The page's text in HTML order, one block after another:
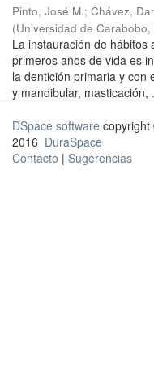
Pinto, José M.; Chávez,
(Universidad de
La instauración de hábitos
primeros años de vida es
la dentición primaria y con
y mandibular, masticación,
DSpace software
2016 DuraSpace
Contacto | Sugerencias